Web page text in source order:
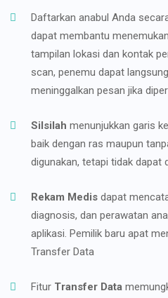
Daftarkan anabul Anda
dapat membantu
tampilan lokasi dan kontak
scan, penemu dapat
meninggalkan pesan jika
Silsilah menunjukkan garis
baik dengan ras maupun
digunakan, tetapi tidak dapat
Rekam Medis dapat
diagnosis, dan perawatan
aplikasi. Pemilik baru apat
Transfer Data
Fitur Transfer Data